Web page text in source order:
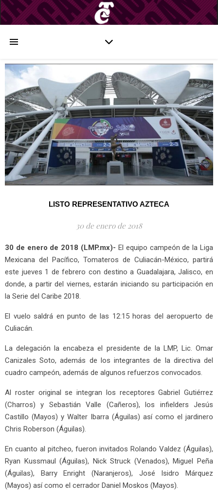
LISTO REPRESENTATIVO AZTECA
30 de enero de 2018
30 de enero de 2018 (LMP.mx)- El equipo campeón de la Liga
Mexicana del Pacífico, Tomateros de Culiacán-México, partirá
este jueves 1 de febrero con destino a Guadalajara, Jalisco, en
donde, a partir del viernes, estarán iniciando su participación en
la Serie del Caribe 2018.
El vuelo saldrá en punto de las 12:15 horas del aeropuerto de
Culiacán.
La delegación la encabeza el presidente de la LMP, Lic. Omar
Canizales Soto, además de los integrantes de la directiva del
cuadro campeón, además de algunos refuerzos convocados.
Al roster original se integran los receptores Gabriel Gutiérrez
(Charros) y Sebastián Valle (Cañeros), los infielders Jesús
Castillo (Mayos) y Walter Ibarra (Águilas) así como el jardinero
Chris Roberson (Águilas).
En cuanto al pitcheo, fueron invitados Rolando Valdez (Águilas),
Ryan Kussmaul (Águilas), Nick Struck (Venados), Miguel Peña
(Águilas), Barry Enright (Naranjeros), José Isidro Márquez
(Mayos) así como el cerrador Daniel Moskos (Mayos).